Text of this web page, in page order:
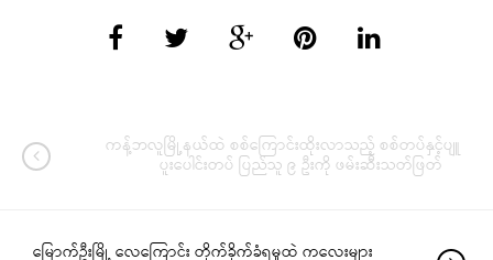
ကန့်ဘလူမြို့နယ်ထဲ စစ်ကြောင်းထိုးလာသည့် စစ်တပ်နှင့်ပျူ
ပူးပေါင်းတပ် ပြည်သူ ၉ ဦးကို ဖမ်းဆီးသတ်ဖြတ်
မြောက်ဦးမြို့ လေကြောင်း တိုက်ခိုက်ခံရမှုထဲ ကလေးများ